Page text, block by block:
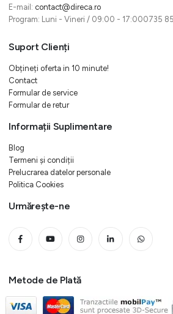
E-mail: contact@direca.ro
Program: Luni - Vineri / 09:00 - 17:000735
Suport Clienți
Obțineți oferta in 10 minute!
Contact
Formular de service
Formular de retur
Informații Suplimentare
Blog
Termeni și condiții
Prelucrarea datelor personale
Politica Cookies
Urmărește-ne
Metode de Plată